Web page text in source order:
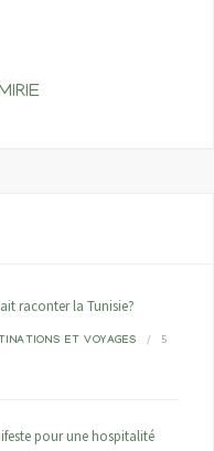
raconter la Tunisie?
ET VOYAGES
5
pour une hospitalité